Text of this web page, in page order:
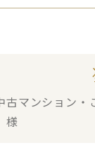
マンション・